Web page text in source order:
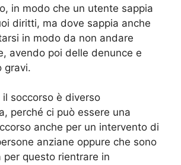
in modo che un utente sappia
diritti, ma dove sappia anche
in modo da non andare
avendo poi delle denunce e
gravi.
il soccorso è diverso
perché ci può essere una
anche per un intervento di
anziane oppure che sono
per questo rientrare in